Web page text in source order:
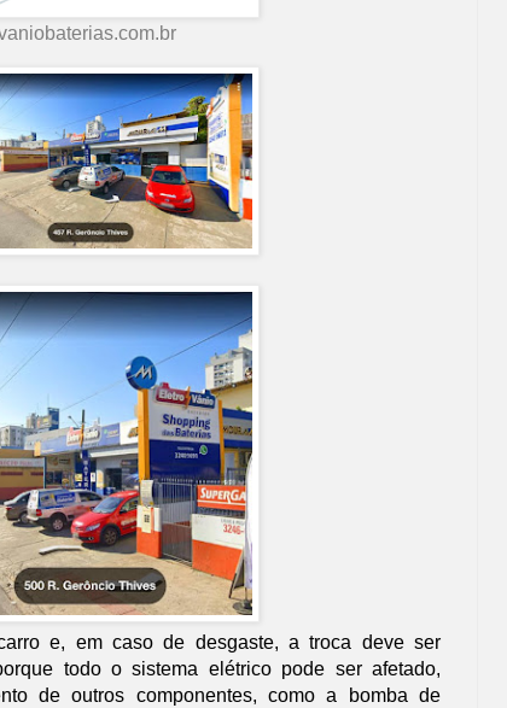
e, em caso de desgaste, a troca deve ser
todo o sistema elétrico pode ser afetado,
de outros componentes, como a bomba de